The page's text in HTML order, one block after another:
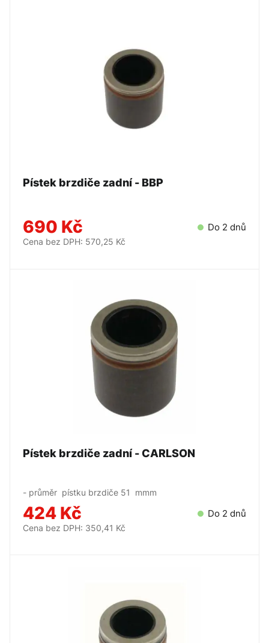
690 Kč Do 2 dnů
Cena bez DPH: 570,25 Kč
- průměr pístku brzdiče 51 mmm
424 Kč Do 2 dnů
Cena bez DPH: 350,41 Kč